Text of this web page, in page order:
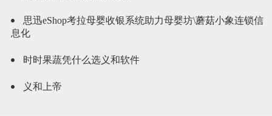
思迅eShop考拉母婴收银系统助力母婴坊\蘑菇小象连锁信
息化
时时果蔬凭什么选义和软件
义和上帝